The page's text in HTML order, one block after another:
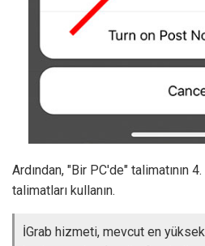
Ardından, "Bir PC'de" talimatının
talimatları kullanın.
İGrab hizmeti, mevcut en